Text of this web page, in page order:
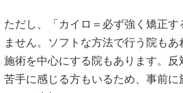
ただし、「カイロ＝必ず強く矯正す
ません。ソフトな方法で行う院も
施術を中心にする院もあります。
苦手に感じる方もいるため、事前に